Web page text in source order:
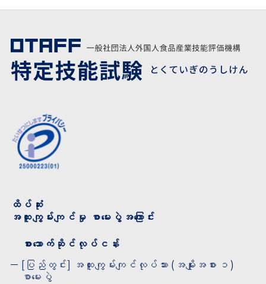
ထိပ်ဆုံး
အထူးကျွမ်းကျင်မှု စာမေးပွဲအကြောင်း
စားသောက်ဆိုင်လုပ်ငန်း
[ပြည်တွင်း] အထူးကျွမ်းကျင်လုပ်သား (အမျိုးအစား ၁)
စာမေးပွဲ